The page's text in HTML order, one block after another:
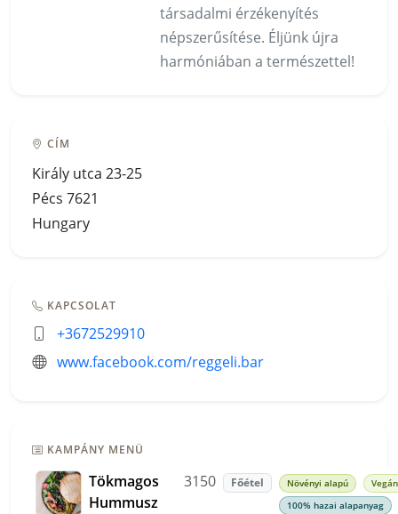
társadalmi érzékenyítés
népszerűsítése. Éljünk újra
harmóniában a természettel!
CÍM
Király utca 23-25
Pécs 7621
Hungary
KAPCSOLAT
+3672529910
www.facebook.com/reggeli.bar
KAMPÁNY MENÜ
Tökmagos
Hummusz
3150 Főétel Növényi alapú
Vegán
100% hazai alapanyag